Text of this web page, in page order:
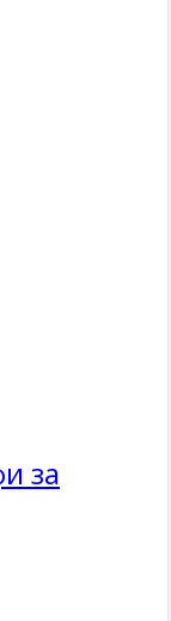
за